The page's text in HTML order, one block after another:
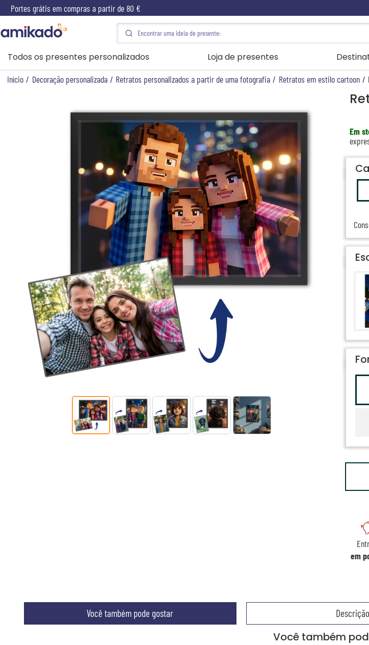
Portes grátis em compras a partir de 80 €
Todos os presentes personalizados Loja de presentes
Início / Decoração personalizada / Retratos personalizados a partir de uma fotografia / Retratos em estilo cartoon /
Em
em
Você também pode gostar Descrição
Você também